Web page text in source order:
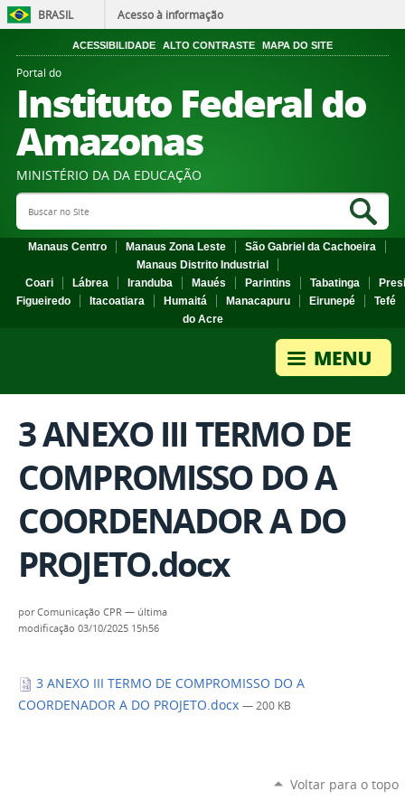
BRASIL Acesso à informação
ACESSIBILIDADE ALTO CONTRASTE MAPA DO SITE
Portal do
Instituto Federal do
Amazonas
MINISTÉRIO DA DA EDUCAÇÃO
Search Site
Manaus Centro Manaus Zona Leste
São Gabriel da Cachoeira
Manaus Distrito Industrial
Coari
Lábrea Iranduba Maués Parintins Tabatinga
Figueiredo
Itacoatiara Humaitá Manacapuru Eirunepé
Tefé
do Acre
3 ANEXO III TERMO DE
COMPROMISSO DO A
COORDENADOR A DO
PROJETO.docx
porComunicação CPR — última
modificação 03/10/2025 15h56
3 ANEXO III TERMO DE COMPROMISSO DO A
COORDENADOR A DO PROJETO.docx — 200 KB
Voltar para o topo